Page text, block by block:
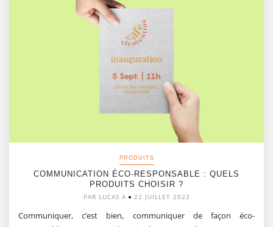
PRODUITS
COMMUNICATION ÉCO-RESPONSABLE : QUELS
PRODUITS CHOISIR ?
PAR LUCAS A 22 JUILLET 2022
Communiquer, c’est bien, communiquer de façon éco-